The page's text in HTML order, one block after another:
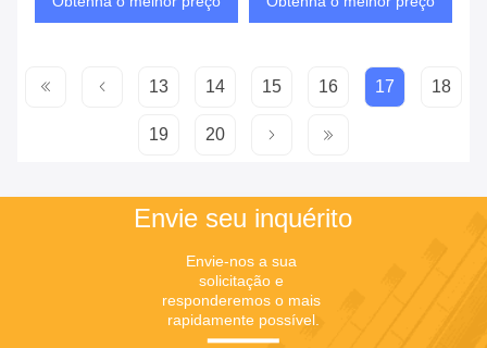
13 14 15 16 17 18
19 20
Envie seu inquérito
Envie-nos a sua
solicitação e
responderemos o mais
rapidamente possível.